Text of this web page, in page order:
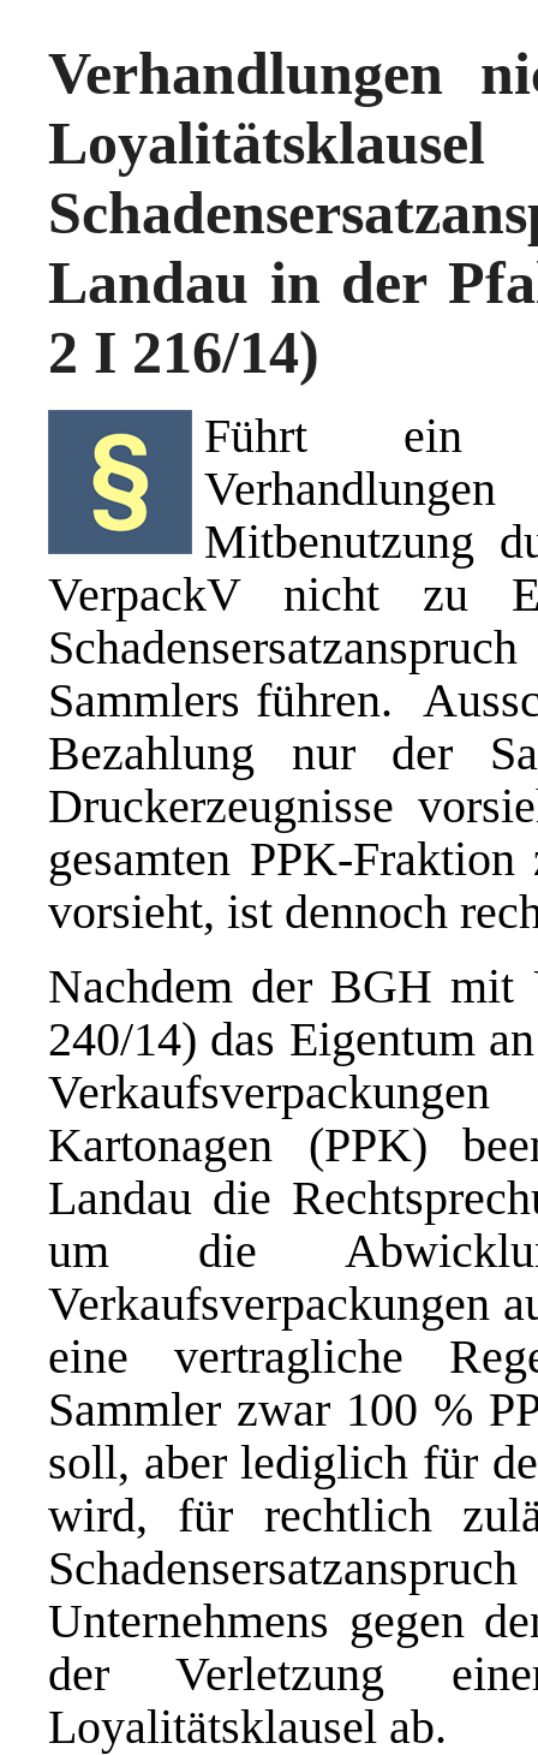
Verhandlungen
Landau in der
2 I 216/14)
Führt ein
Mitbenutzung
VerpackV nicht zu
Sammlers führen.
Bezahlung nur der
Druckerzeugnisse
gesamten PPK-
vorsieht, ist dennoch
Nachdem der BGH
240/14) das Eigentum
Kartonagen (PPK)
Landau die
um die
Verkaufsverpackungen
eine vertragliche
Sammler zwar 100 %
soll, aber lediglich für
wird, für rechtlich
Unternehmens gegen
der Verletzung
Loyalitätsklausel ab.